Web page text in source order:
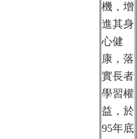
機，增
進其身
心健
康，落
實長者
學習權
益，於
95年底